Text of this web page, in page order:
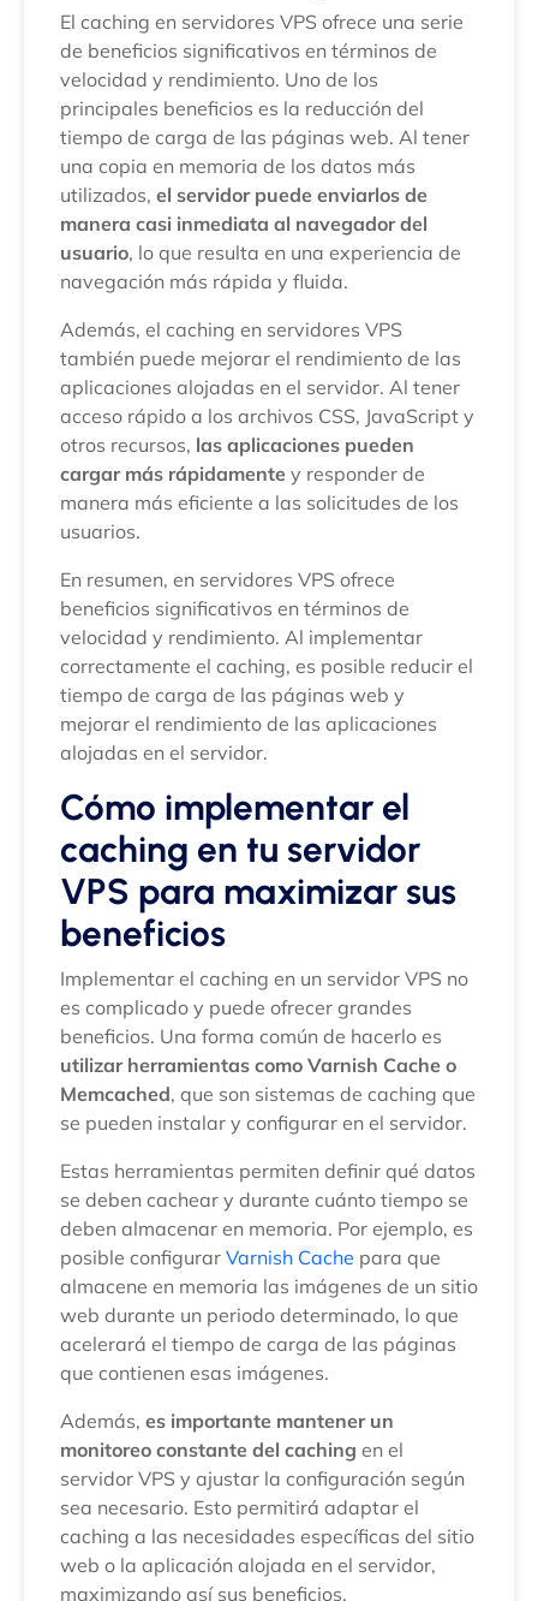
El caching en servidores VPS ofrece una serie
de beneficios significativos en términos de
velocidad y rendimiento. Uno de los
principales beneficios es la reducción del
tiempo de carga de las páginas web. Al tener
una copia en memoria de los datos más
utilizados, el servidor puede enviarlos de
manera casi inmediata al navegador del
usuario, lo que resulta en una experiencia de
navegación más rápida y fluida.
Además, el caching en servidores VPS
también puede mejorar el rendimiento de las
aplicaciones alojadas en el servidor. Al tener
acceso rápido a los archivos CSS, JavaScript y
otros recursos, las aplicaciones pueden
cargar más rápidamente y responder de
manera más eficiente a las solicitudes de los
usuarios.
En resumen, en servidores VPS ofrece
beneficios significativos en términos de
velocidad y rendimiento. Al implementar
correctamente el caching, es posible reducir el
tiempo de carga de las páginas web y
mejorar el rendimiento de las aplicaciones
alojadas en el servidor.
Cómo implementar el
caching en tu servidor
VPS para maximizar sus
beneficios
Implementar el caching en un servidor VPS no
es complicado y puede ofrecer grandes
beneficios. Una forma común de hacerlo es
utilizar herramientas como Varnish Cache o
Memcached, que son sistemas de caching que
se pueden instalar y configurar en el servidor.
Estas herramientas permiten definir qué datos
se deben cachear y durante cuánto tiempo se
deben almacenar en memoria. Por ejemplo, es
posible configurar Varnish Cache para que
almacene en memoria las imágenes de un sitio
web durante un periodo determinado, lo que
acelerará el tiempo de carga de las páginas
que contienen esas imágenes.
Además, es importante mantener un
monitoreo constante del caching en el
servidor VPS y ajustar la configuración según
sea necesario. Esto permitirá adaptar el
caching a las necesidades específicas del sitio
web o la aplicación alojada en el servidor,
maximizando así sus beneficios.